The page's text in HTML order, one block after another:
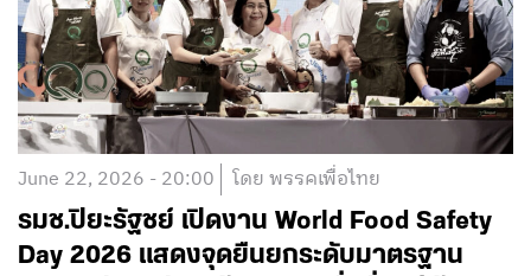
June 22, 2026 - 20:00 โดย พรรคเพื่อไทย
รมช.ปิยะรัฐชย์ เปิดงาน World Food Safety
Day 2026 แสดงจุดยืนยกระดับมาตรฐาน